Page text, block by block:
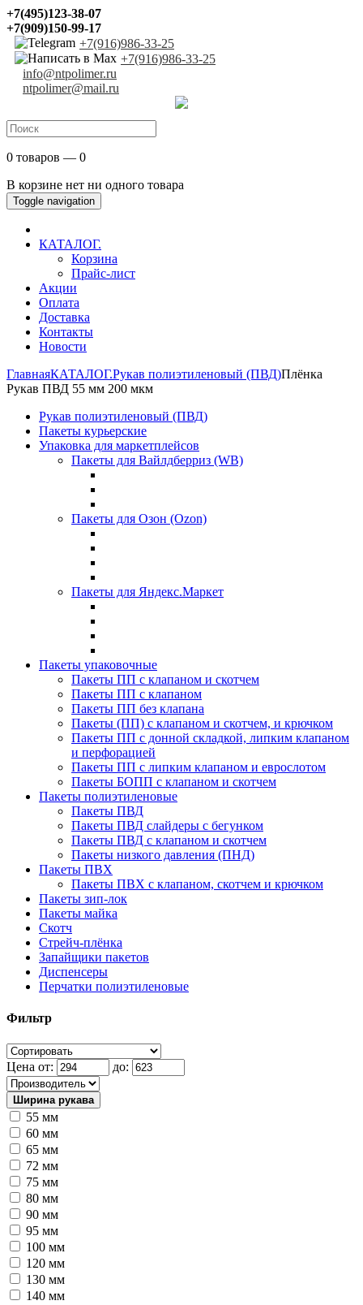
+7(495)123-38-07
+7(909)150-99-17
+7(916)986-33-25
+7(916)986-33-25
info@ntpolimer.ru
ntpolimer@mail.ru
0 товаров — 0
В корзине нет ни одного товара
Toggle navigation
КАТАЛОГ.
Корзина
Прайс-лист
Акции
Оплата
Доставка
Контакты
Новости
ГлавнаяКАТАЛОГ.Рукав полиэтиленовый (ПВД)Плёнка
Рукав ПВД 55 мм 200 мкм
Рукав полиэтиленовый (ПВД)
Пакеты курьерские
Упаковка для маркетплейсов
Пакеты для Вайлдберриз (WB)
Пакеты для Озон (Ozon)
Пакеты для Яндекс.Маркет
Пакеты упаковочные
Пакеты ПП с клапаном и скотчем
Пакеты ПП с клапаном
Пакеты ПП без клапана
Пакеты (ПП) с клапаном и скотчем, и крючком
Пакеты ПП с донной складкой, липким клапаном
и перфорацией
Пакеты ПП с липким клапаном и еврослотом
Пакеты БОПП с клапаном и скотчем
Пакеты полиэтиленовые
Пакеты ПВД
Пакеты ПВД слайдеры с бегунком
Пакеты ПВД с клапаном и скотчем
Пакеты низкого давления (ПНД)
Пакеты ПВХ
Пакеты ПВХ с клапаном, скотчем и крючком
Пакеты зип-лок
Пакеты майка
Скотч
Стрейч-плёнка
Запайщики пакетов
Диспенсеры
Перчатки полиэтиленовые
Фильтр
Цена от: до:
Ширина рукава
55 мм
60 мм
65 мм
72 мм
75 мм
80 мм
90 мм
95 мм
100 мм
120 мм
130 мм
140 мм